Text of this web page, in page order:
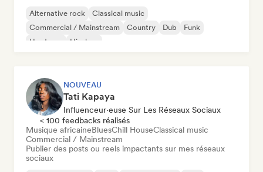
Alternative rock
Classical music
Commercial / Mainstream
Country Dub
Funk
Hardcore
Hip-hop
NOUVEAU
Tati Kapaya
Influenceur·euse Sur Les Réseaux Sociaux
< 100 feedbacks réalisés
Musique africaineBluesChill HouseClassical music
Commercial / Mainstream
Publier des posts ou reels impactants sur mes réseaux
sociaux